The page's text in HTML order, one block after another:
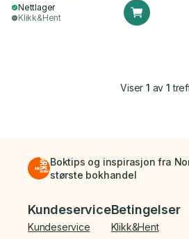
Nettlager
Klikk&Hent
Viser1 av 1
Boktips og inspirasjon fra
største bokhandel
Bunnmeny
Kundeservice
Kundeservice
Betingelser
Klikk&Hent